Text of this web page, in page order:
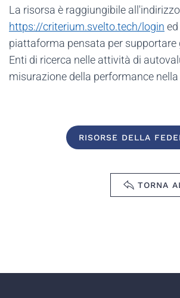
La risorsa è raggiungibile all'indirizzo
https://criterium.svelto.tech/login
piattaforma pensata per supportare
Enti di ricerca nelle attività di
misurazione della performance nella
RISORSE DELLA
TORNA